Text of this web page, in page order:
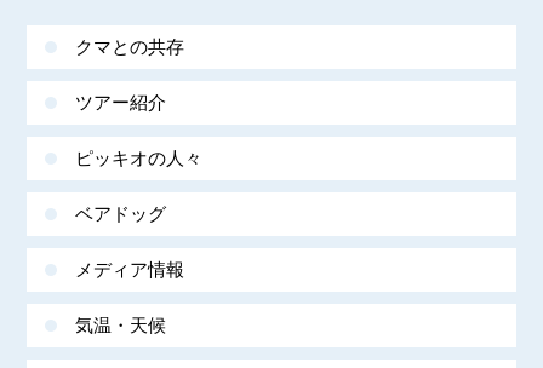
クマとの共存
ツアー紹介
ピッキオの人々
ベアドッグ
メディア情報
気温・天候